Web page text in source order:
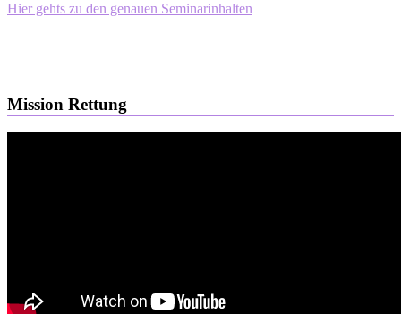
Hier gehts zu den genauen Seminarinhalten
Mission Rettung